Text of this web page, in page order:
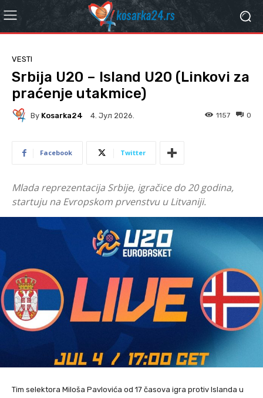
VESTI
Srbija U20 – Island U20 (Linkovi za
praćenje utakmice)
By Kosarka24 4. Јул 2026. 0
1157
Facebook Twitter
Mlada reprezentacija Srbije, igračice do 20 godina,
startuju na Evropskom prvenstvu u Litvaniji.
Tim selektora Miloša Pavlovića od 17 časova igra protiv Islanda u